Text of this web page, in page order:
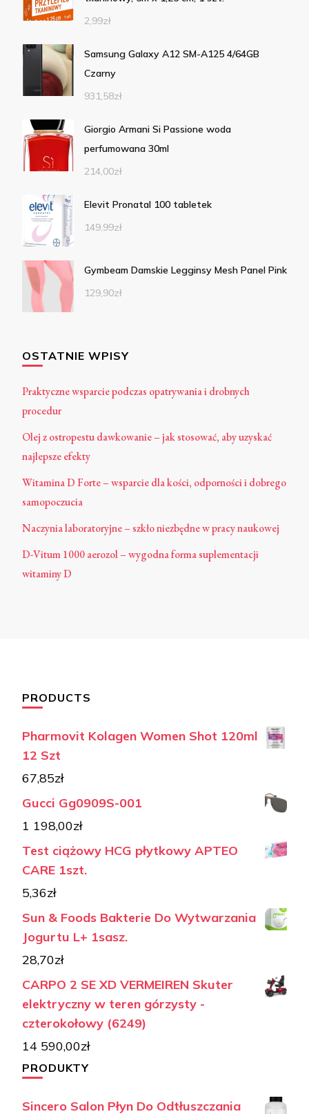
2,99zł
Samsung Galaxy A12 SM-A125 4/64GB
Czarny
931,58zł
Giorgio Armani Si Passione woda
perfumowana 30ml
214,00zł
Elevit Pronatal 100 tabletek
149,99zł
Gymbeam Damskie Legginsy Mesh Panel Pink
129,90zł
OSTATNIE WPISY
Praktyczne wsparcie podczas opatrywania i drobnych
procedur
Olej z ostropestu dawkowanie – jak stosować, aby uzyskać
najlepsze efekty
Witamina D Forte – wsparcie dla kości, odporności i dobrego
samopoczucia
Naczynia laboratoryjne – szkło niezbędne w pracy naukowej
D-Vitum 1000 aerozol – wygodna forma suplementacji
witaminy D
PRODUCTS
Pharmovit Kolagen Women Shot 120ml
12 Szt
67,85zł
Gucci Gg0909S-001
1 198,00zł
Test ciążowy HCG płytkowy APTEO
CARE 1szt.
5,36zł
Sun & Foods Bakterie Do Wytwarzania
Jogurtu L+ 1sasz.
28,70zł
CARPO 2 SE XD VERMEIREN Skuter
elektryczny w teren górzysty -
czterokołowy (6249)
14 590,00zł
PRODUKTY
Sincero Salon Płyn Do Odtłuszczania